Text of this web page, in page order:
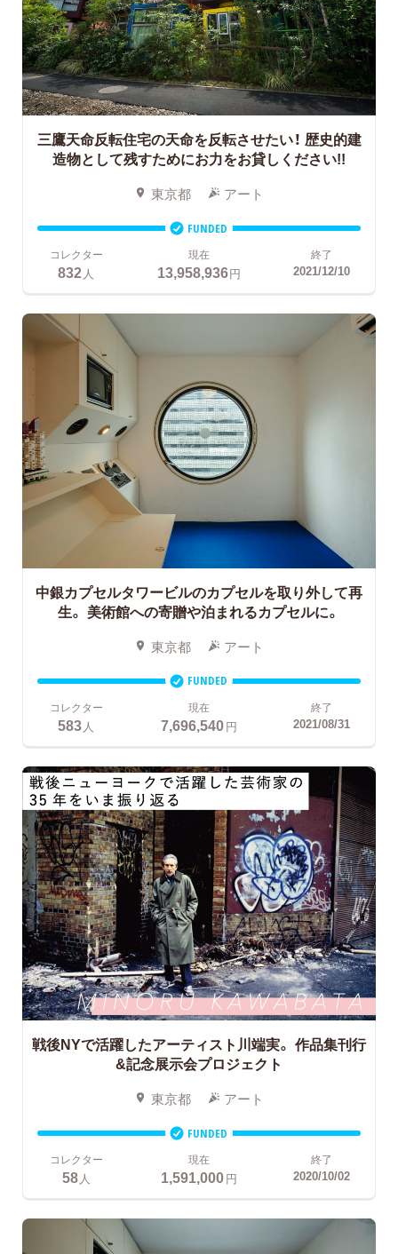
三鷹天命反転住宅の天命を反転させたい！ 歴史的建
造物として残すためにお力をお貸しください!!
東京都 アート
FUNDED
コレクター
832人
現在
13,958,936円
終了
2021/12/10
中銀カプセルタワービルのカプセルを取り外して再
生。 美術館への寄贈や泊まれるカプセルに。
東京都 アート
FUNDED
コレクター
583 人
現在
7,696,540円
終了
2021/08/31
戦後NYで活躍したアーティスト川端実。 作品集刊行
&記念展示会プロジェクト
東京都 アート
FUNDED
コレクター
58人
現在
1,591,000円
終了
2020/10/02